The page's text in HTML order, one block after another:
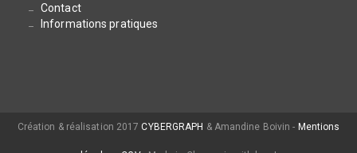
Contact
Informations pratiques
Création & réalisation 2017CYBERGRAPH & Amandine Boivin - Mentions